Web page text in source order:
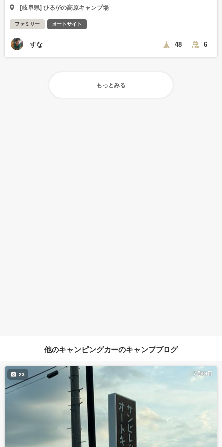
[岐阜県] ひるがの高原キャンプ場
ファミリー オートサイト
すな 48 6
もっとみる
他のキャンピングカーのキャンプブログ
7月19日
23